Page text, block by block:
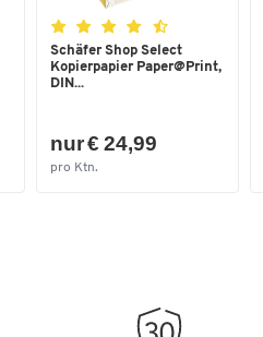
Schäfer Shop Select
Kopierpapier Paper@Print,
DIN...
nur € 24,99
pro Ktn.